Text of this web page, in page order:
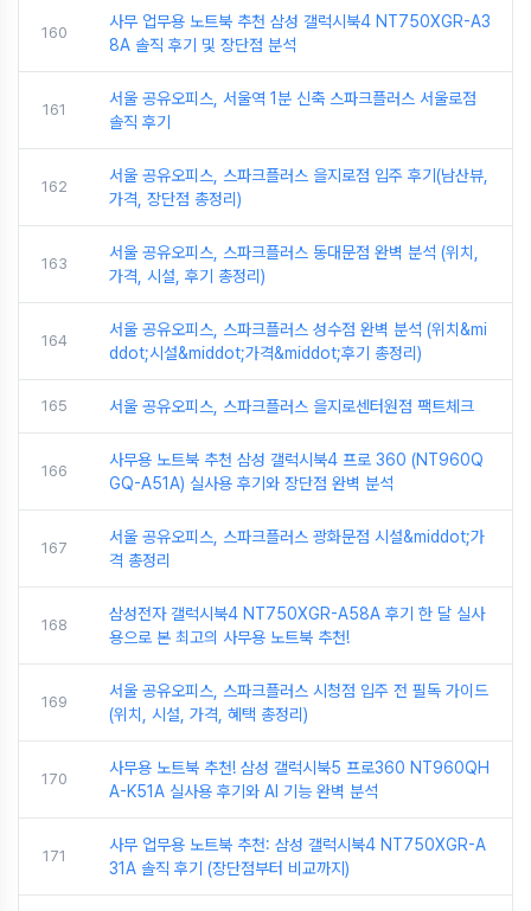
160
사무 업무용 노트북 추천 삼성 갤럭시북4 NT750XGR-A3
8A 솔직 후기 및 장단점 분석
161
서울 공유오피스, 서울역 1분 신축 스파크플러스 서울로점
솔직 후기
162
서울 공유오피스, 스파크플러스 을지로점 입주 후기(남산뷰,
가격, 장단점 총정리)
163
서울 공유오피스, 스파크플러스 동대문점 완벽 분석 (위치,
가격, 시설, 후기 총정리)
164
서울 공유오피스, 스파크플러스 성수점 완벽 분석 (위치&mi
ddot;시설&middot;가격&middot;후기 총정리)
165 서울 공유오피스, 스파크플러스 을지로센터원점 팩트체크
166
사무용 노트북 추천 삼성 갤럭시북4 프로 360 (NT960Q
GQ-A51A) 실사용 후기와 장단점 완벽 분석
167
서울 공유오피스, 스파크플러스 광화문점 시설&middot;가
격 총정리
168
삼성전자 갤럭시북4 NT750XGR-A58A 후기 한 달 실사
용으로 본 최고의 사무용 노트북 추천!
169
서울 공유오피스, 스파크플러스 시청점 입주 전 필독 가이드
(위치, 시설, 가격, 혜택 총정리)
170
사무용 노트북 추천! 삼성 갤럭시북5 프로360 NT960QH
A-K51A 실사용 후기와 AI 기능 완벽 분석
171
사무 업무용 노트북 추천: 삼성 갤럭시북4 NT750XGR-A
31A 솔직 후기 (장단점부터 비교까지)